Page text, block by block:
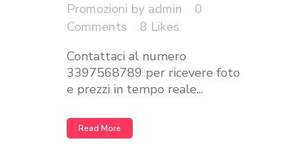
Promozioni by admin
0
Comments
8 Likes
Contattaci al numero
3397568789 per ricevere foto
e prezzi in tempo reale...
Read More